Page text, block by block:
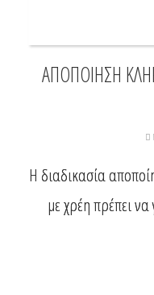
ΑΠΟΠΟΙΗΣΗ
Η διαδικασία
με χρέη πρέπει να